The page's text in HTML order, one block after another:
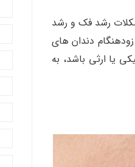
رشد فک و رشد
دندان های
یا ارثی باشد، به